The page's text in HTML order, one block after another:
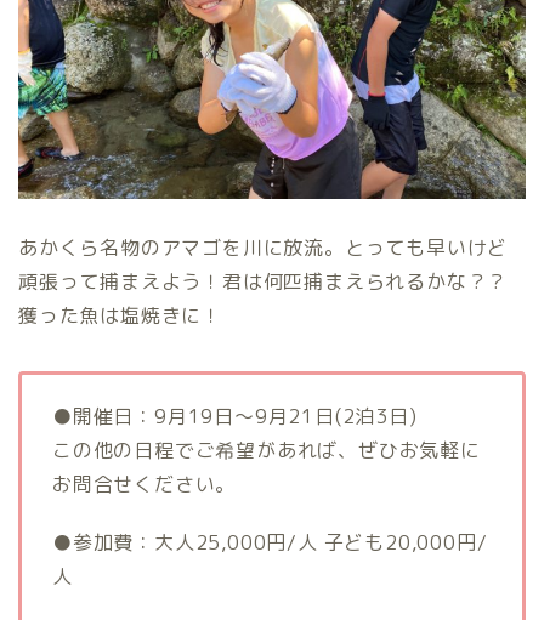
あかくら名物のアマゴを川に放流。とっても早いけど
頑張って捕まえよう！君は何匹捕まえられるかな？？
獲った魚は塩焼きに！
●開催日：9月19日〜9月21日(2泊3日)
この他の日程でご希望があれば、ぜひお気軽に
お問合せください。
●参加費：大人25,000円/人 子ども20,000円/
人